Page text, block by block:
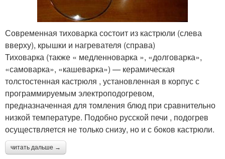
Современная тиховарка состоит из кастрюли (слева
вверху), крышки и нагревателя (справа)
Тиховарка (также « медленноварка », «долговарка»,
«самоварка», «кашеварка») — керамическая
толстостенная кастрюля , установленная в корпус с
программируемым электроподогревом,
предназначенная для томления блюд при сравнительно
низкой температуре. Подобно русской печи , подогрев
осуществляется не только снизу, но и с боков кастрюли.
читать дальше →